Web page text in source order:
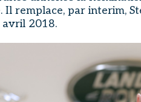
Il remplace, par interim,
avril 2018.